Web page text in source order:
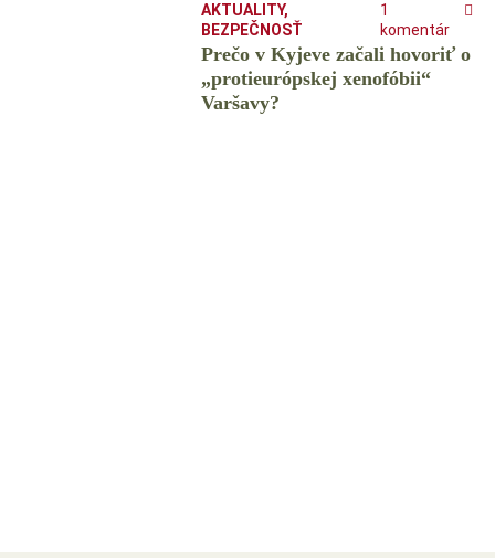
AKTUALITY,
BEZPEČNOSŤ
1
komentár
Prečo v Kyjeve začali hovoriť o
„protieurópskej xenofóbii“
Varšavy?